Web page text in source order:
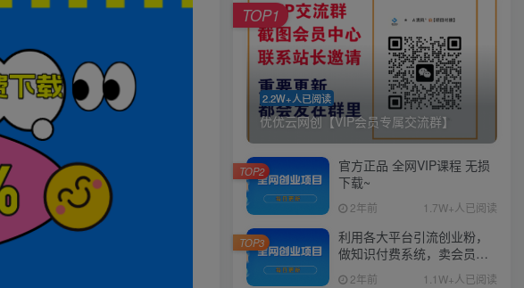
2.2W+人已阅读
优优云网创【VIP会员专属交流群】
TOP1
官方正品 全网VIP课程 无损
下载~
2年前 1.7W+人已阅读
TOP2
利用各大平台引流创业粉，
做知识付费系统，卖会员，
卖课程，实现日入几百几千
2年前 1.1W+人已阅读
TOP3